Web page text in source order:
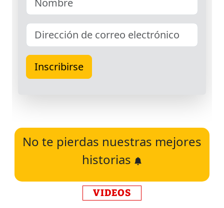
No te pierdas nuestras mejores
historias
VIDEOS